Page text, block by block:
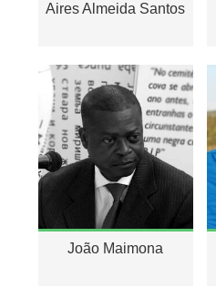
Aires Almeida Santos
João Maimona